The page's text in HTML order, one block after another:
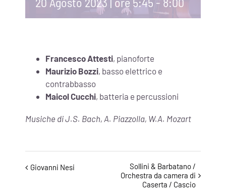
Francesco Attesti, pianoforte
Maurizio Bozzi, basso elettrico e
contrabbasso
Maicol Cucchi, batteria e percussioni
Musiche di J.S. Bach, A. Piazzolla, W.A. Mozart
Evento
Giovanni Nesi
Sollini & Barbatano /
Orchestra da camera di
Caserta / Cascio